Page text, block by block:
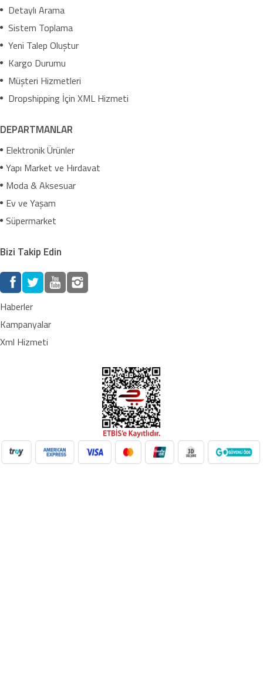
Detaylı Arama
Sistem Toplama
Yeni Talep Oluştur
Kargo Durumu
Müşteri Hizmetleri
Dropshipping İçin XML Hizmeti
DEPARTMANLAR
Elektronik Ürünler
Yapı Market ve Hırdavat
Moda & Aksesuar
Ev ve Yaşam
Süpermarket
Bizi Takip Edin
Haberler
Kampanyalar
Xml Hizmeti